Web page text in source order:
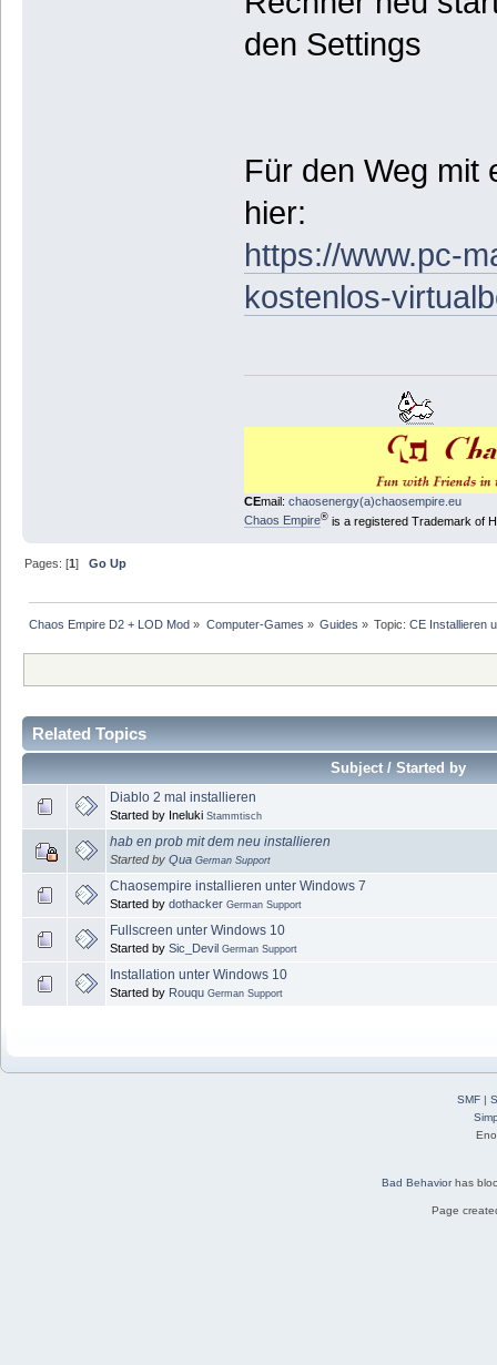
den Settings
Für den Weg mit
hier:
https://www.pc-
kostenlos-
CEmail: chaosenergy(a)chaosempire.eu
Chaos Empire®is a registered Trademark of
Pages: [1]Go Up
Chaos Empire D2 + LOD Mod » Computer-Games » Guides » Topic:CE Installieren
Related Topics
Subject / Started by
Diablo 2 mal installieren
Started by Ineluki Stammtisch
hab en prob mit dem neu installieren
Started by Qua German Support
Chaosempire installieren unter Windows 7
Started by dothacker German Support
Fullscreen unter Windows 10
Started by Sic_Devil German Support
Installation unter Windows 10
Started by Rouqu German Support
SMF|
Bad Behaviorhas
Page